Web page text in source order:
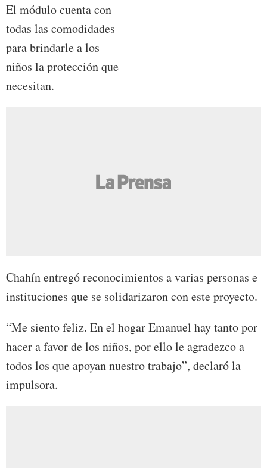
El módulo cuenta con
todas las comodidades
para brindarle a los
niños la protección que
necesitan.
Chahín entregó reconocimientos a varias personas e
instituciones que se solidarizaron con este proyecto.
“Me siento feliz. En el hogar Emanuel hay tanto por
hacer a favor de los niños, por ello le agradezco a
todos los que apoyan nuestro trabajo”, declaró la
impulsora.